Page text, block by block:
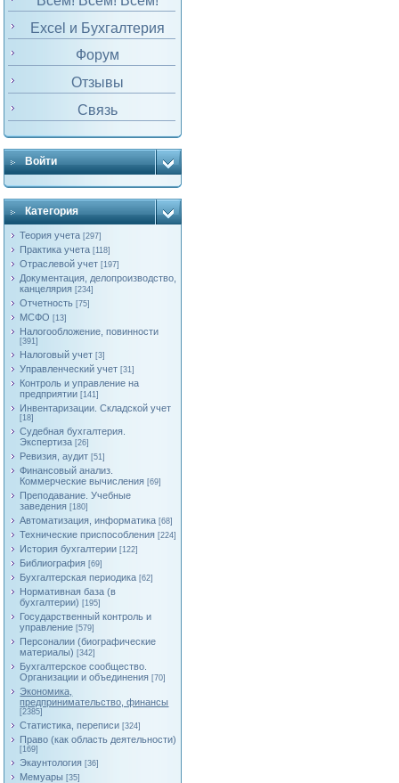
Excel и Бухгалтерия
Форум
Отзывы
Связь
Войти
Категория
Теория учета [297]
Практика учета [118]
Отраслевой учет [197]
Документация, делопроизводство,
канцелярия [234]
Отчетность [75]
МСФО [13]
Налогообложение, повинности
[391]
Налоговый учет [3]
Управленческий учет [31]
Контроль и управление на
предприятии [141]
Инвентаризации. Складской учет
[18]
Судебная бухгалтерия.
Экспертиза [26]
Ревизия, аудит [51]
Финансовый анализ.
Коммерческие вычисления [69]
Преподавание. Учебные
заведения [180]
Автоматизация, информатика [68]
Технические приспособления [224]
История бухгалтерии [122]
Библиография [69]
Бухгалтерская периодика [62]
Нормативная база (в
бухгалтерии) [195]
Государственный контроль и
управление [579]
Персоналии (биографические
материалы) [342]
Бухгалтерское сообщество.
Организации и объединения [70]
Экономика,
предпринимательство, финансы
[2385]
Статистика, переписи [324]
Право (как область деятельности)
[169]
Экаунтология [36]
Мемуары [35]